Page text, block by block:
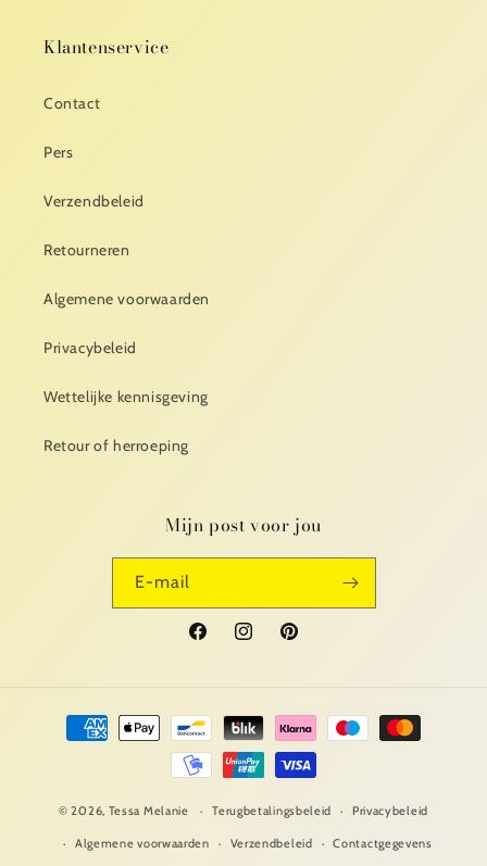
Klantenservice
Contact
Pers
Verzendbeleid
Retourneren
Algemene voorwaarden
Privacybeleid
Wettelijke kennisgeving
Retour of herroeping
Mijn post voor jou
E‑mail
FacebookInstagramPinterest
Betaalmethoden
© 2026, Tessa Melanie Terugbetalingsbeleid Privacybeleid
Algemene voorwaarden Verzendbeleid Contactgegevens